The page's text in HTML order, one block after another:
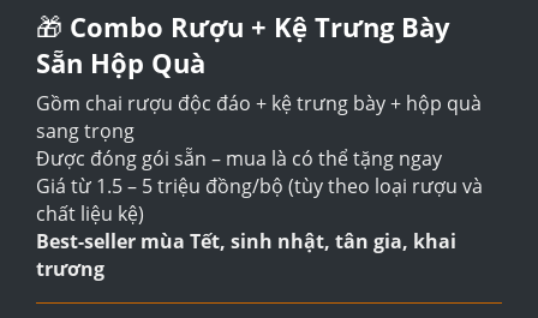
🎁 Combo Rượu + Kệ Trưng Bày
Sẵn Hộp Quà
Gồm chai rượu độc đáo + kệ trưng bày + hộp quà
sang trọng
Được đóng gói sẵn – mua là có thể tặng ngay
Giá từ 1.5 – 5 triệu đồng/bộ (tùy theo loại rượu và
chất liệu kệ)
Best-seller mùa Tết, sinh nhật, tân gia, khai
trương